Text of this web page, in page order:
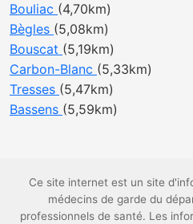
Bouliac (4,70km)
Bègles (5,08km)
Bouscat (5,19km)
Carbon-Blanc (5,33km)
Tresses (5,47km)
Bassens (5,59km)
Ce site internet est un site
médecins de garde du
professionnels de santé. Les